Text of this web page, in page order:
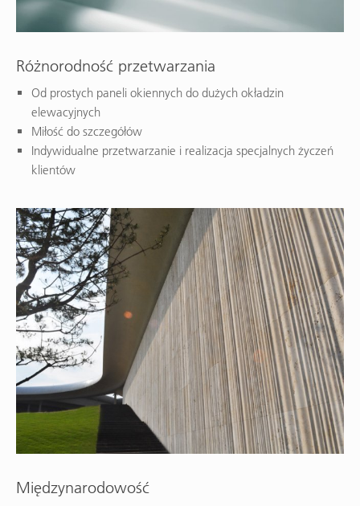
Różnorodność przetwarzania
Od prostych paneli okiennych do dużych okładzin
elewacyjnych
Miłość do szczegółów
Indywidualne przetwarzanie i realizacja specjalnych życzeń
klientów
Międzynarodowość